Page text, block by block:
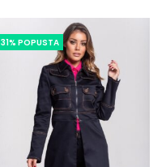
31% POPUSTA